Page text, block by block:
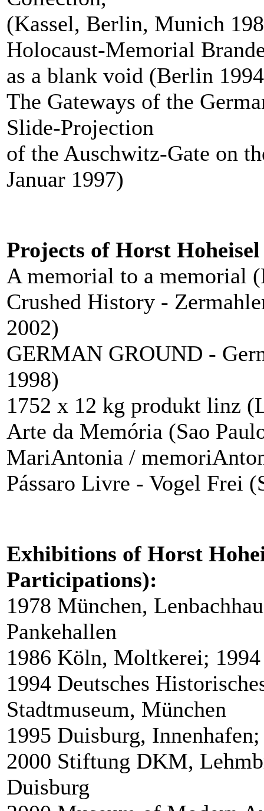
(Kassel, Berlin, Munich
Holocaust-Memorial
as a blank void (Berlin
The Gateways of the
Slide-Projection
of the Auschwitz-Gate on
Januar 1997)
Projects of Horst
A memorial to a memorial
Crushed History -
2002)
GERMAN GROUND -
1998)
1752 x 12 kg produkt linz
Arte da Memória (Sao
MariAntonia /
Pássaro Livre - Vogel Frei
Exhibitions of Horst
Participations):
1978 München,
Pankehallen
1986 Köln, Moltkerei;
1994 Deutsches
Stadtmuseum, München
1995 Duisburg,
2000 Stiftung DKM,
Duisburg